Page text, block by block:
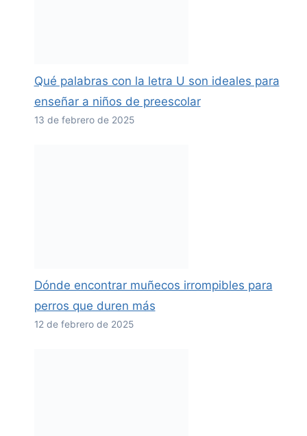
Qué palabras con la letra U son ideales para
enseñar a niños de preescolar
13 de febrero de 2025
Dónde encontrar muñecos irrompibles para
perros que duren más
12 de febrero de 2025